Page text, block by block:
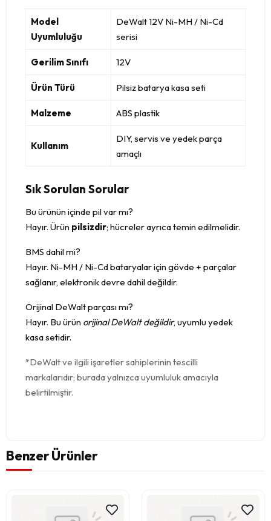
Model
Uyumluluğu
DeWalt 12V Ni-MH / Ni-Cd
serisi
Gerilim Sınıfı 12V
Ürün Türü Pilsiz batarya kasa seti
Malzeme ABS plastik
Kullanım
DIY, servis ve yedek parça
amaçlı
Sık Sorulan Sorular
Bu ürünün içinde pil var mı?
Hayır. Ürün pilsizdir; hücreler ayrıca temin edilmelidir.
BMS dahil mi?
Hayır. Ni-MH / Ni-Cd bataryalar için gövde + parçalar
sağlanır, elektronik devre dahil değildir.
Orijinal DeWalt parçası mı?
Hayır. Bu ürün orijinal DeWalt değildir, uyumlu yedek
kasa setidir.
*DeWalt ve ilgili işaretler sahiplerinin tescilli
markalarıdır; burada yalnızca uyumluluk amacıyla
belirtilmiştir.
Benzer Ürünler